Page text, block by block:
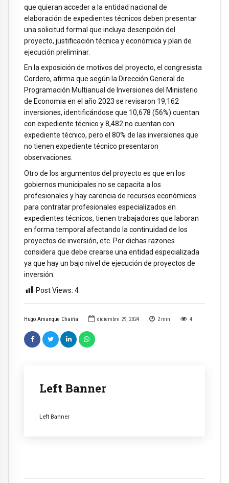
Hugo Amanque Chaiña diciembre 29, 2024 2 min 4
Left Banner
Left Banner
que quieran acceder a la entidad nacional de
elaboración de expedientes técnicos deben presentar
una solicitud formal que incluya descripción del
proyecto, justificación técnica y económica y plan de
ejecución preliminar.
En la exposición de motivos del proyecto, el congresista
Cordero, afirma que según la Dirección General de
Programación Multianual de Inversiones del Ministerio
de Economia en el año 2023 se revisaron 19,162
inversiones, identificándose que 10,678 (56%) cuentan
con expediente técnico y 8,482 no cuentan con
expediente técnico, pero el 80% de las inversiones que
no tienen expediente técnico presentaron
observaciones.
Otro de los argumentos del proyecto es que en los
gobiernos municipales no se capacita a los
profesionales y hay carencia de recursos económicos
para contratar profesionales especializados en
expedientes técnicos, tienen trabajadores que laboran
en forma temporal afectando la continuidad de los
proyectos de inversión, etc. Por dichas razones
considera que debe crearse una entidad especializada
ya que hay un bajo nivel de ejecución de proyectos de
inversión.
Post Views: 4